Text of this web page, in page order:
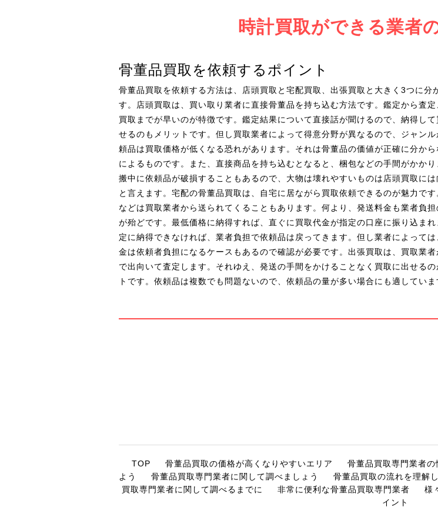
時計買取ができる業者
骨董品買取を依頼するポイント
骨董品買取を依頼する方法は、店頭買取と宅配買取、出張買取と大きく3つに分
す。店頭買取は、買い取り業者に直接骨董品を持ち込む方法です。鑑定から査定
買取までが早いのが特徴です。鑑定結果について直接話が聞けるので、納得して
せるのもメリットです。但し買取業者によって得意分野が異なるので、ジャンル
頼品は買取価格が低くなる恐れがあります。それは骨董品の価値が正確に分から
によるものです。また、直接商品を持ち込むとなると、梱包などの手間がかかり
搬中に依頼品が破損することもあるので、大物は壊れやすいものは店頭買取には
と言えます。宅配の骨董品買取は、自宅に居ながら買取依頼できるのが魅力です
などは買取業者から送られてくることもあります。何より、発送料金も業者負担
が殆どです。最低価格に納得すれば、直ぐに買取代金が指定の口座に振り込まれ
定に納得できなければ、業者負担で依頼品は戻ってきます。但し業者によっては
金は依頼者負担になるケースもあるので確認が必要です。出張買取は、買取業者
で出向いて査定します。それゆえ、発送の手間をかけることなく買取に出せるの
トです。依頼品は複数でも問題ないので、依頼品の量が多い場合にも適していま
TOP 骨董品買取の価格が高くなりやすいエリア 骨董品買取専門業者
よう
骨董品買取専門業者に関して調べましょう 骨董品買取の流れを理解
買取専門業者に関して調べるまでに
非常に便利な骨董品買取専門業者 様
イント